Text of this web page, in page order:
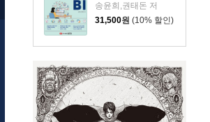
송윤희,권태돈 저
31,500원 (10% 할인)